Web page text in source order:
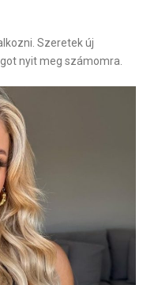
Szeretek új
nyit meg számomra.